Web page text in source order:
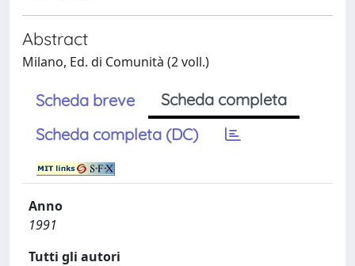
Abstract
Milano, Ed. di Comunità (2 voll.)
Scheda breve
Scheda completa
Scheda completa (DC)
Anno
1991
Tutti gli autori